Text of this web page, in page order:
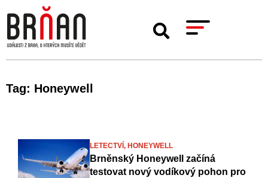
Tag: Honeywell
LETECTVÍ, HONEYWELL
Brněnský Honeywell začíná
testovat nový vodíkový pohon pro